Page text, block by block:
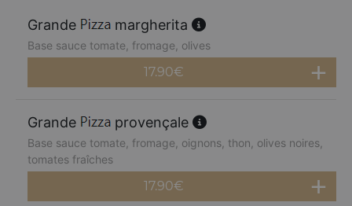
Grande margherita
Base sauce tomate, fromage, olives
17.90€
Grande provençale
Base sauce tomate, fromage, oignons, thon, olives noires,
tomates fraîches
17.90€